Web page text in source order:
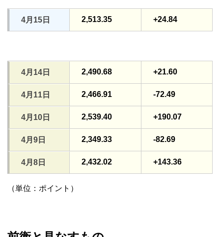
4月15日 2,513.35 +24.84
4月14日 2,490.68 +21.60
4月11日 2,466.91 -72.49
4月10日 2,539.40 +190.07
4月9日 2,349.33 -82.69
4月8日 2,432.02 +143.36
（単位：ポイント）